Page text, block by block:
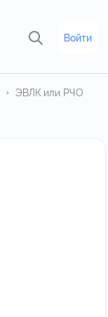
Войти
ЭВЛК или РЧО